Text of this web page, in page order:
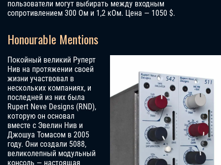
пользователи могут выбирать между входным
сопротивлением 300 Ом и 1,2 кОм. Цена — 1050 $.
Honourable Mentions
Покойный великий Руперт
Нив на протяжении своей
жизни участвовал в
нескольких компаниях, и
последней из них была
Rupert Neve Designs (RND),
которую он основал
вместе с Эвелин Нив и
Джошуа Томасом в 2005
году. Они создали 5088,
великолепный модульный
консоль — настоящая